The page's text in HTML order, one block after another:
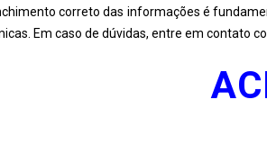
correto das informações é
Em caso de dúvidas, entre em contato